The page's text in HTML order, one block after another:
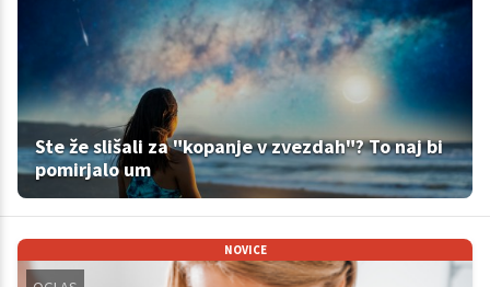
Ste že slišali za "kopanje v zvezdah"? To naj bi
pomirjalo um
NOVICE